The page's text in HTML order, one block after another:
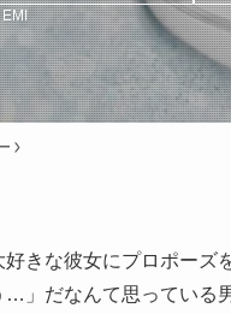
好きな彼女にプロポー
…」だなんて思っている